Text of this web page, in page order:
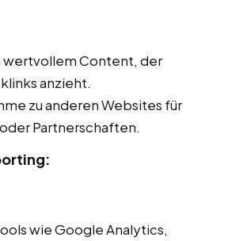
wertvollem Content, der
anzieht.
zu anderen Websites für
Partnerschaften.
wie Google Analytics,